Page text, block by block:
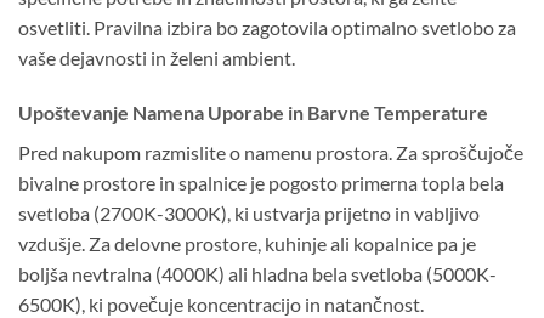
osvetliti. Pravilna izbira bo zagotovila optimalno svetlobo za
vaše dejavnosti in želeni ambient.
Upoštevanje Namena Uporabe in Barvne Temperature
Pred nakupom razmislite o namenu prostora. Za sproščujoče
bivalne prostore in spalnice je pogosto primerna topla bela
svetloba (2700K-3000K), ki ustvarja prijetno in vabljivo
vzdušje. Za delovne prostore, kuhinje ali kopalnice pa je
boljša nevtralna (4000K) ali hladna bela svetloba (5000K-
6500K), ki povečuje koncentracijo in natančnost.